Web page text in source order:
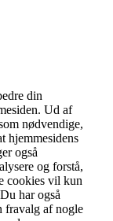
din
Ud af
nødvendige,
hjemmesidens
også
og forstå,
cookies vil kun
har også
fravalg af nogle